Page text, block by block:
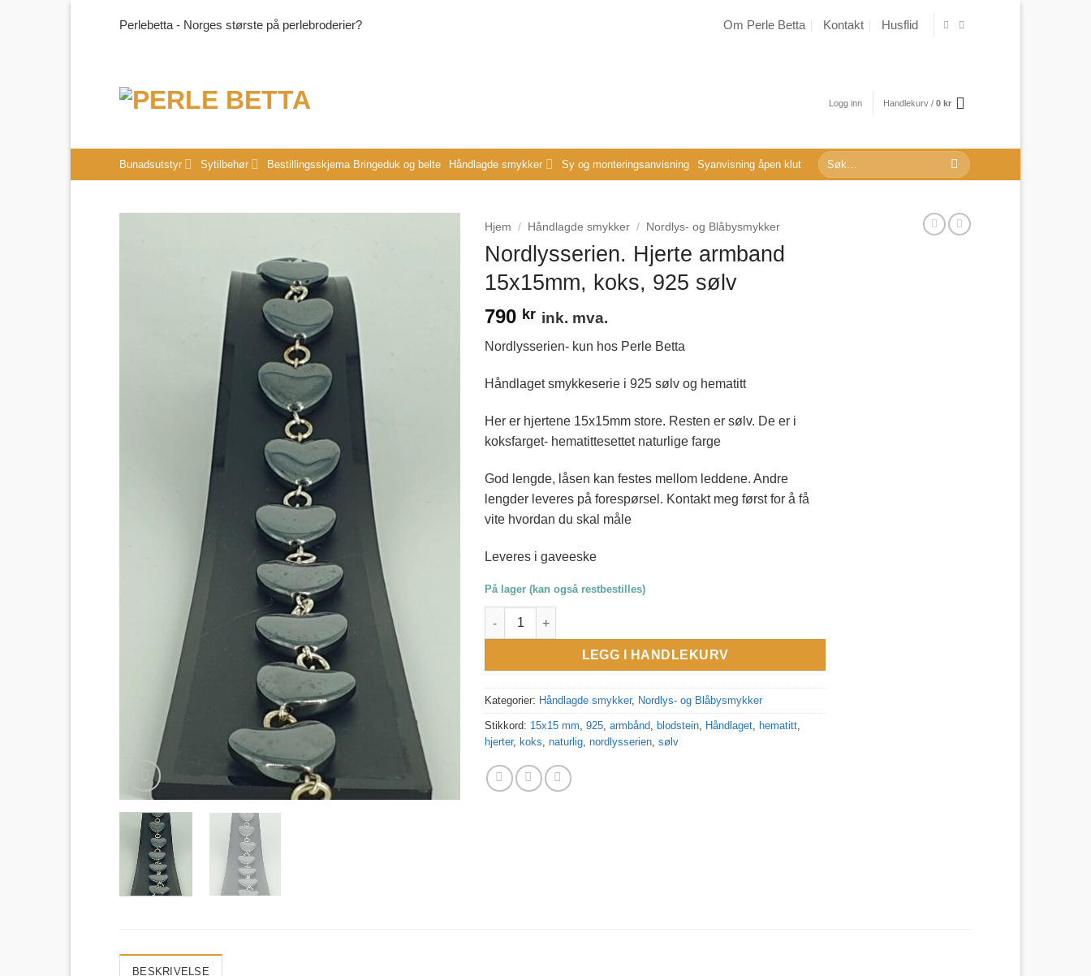
Perlebetta - Norges største på perlebroderier? Om Perle Betta Kontakt Husflid
Logg inn Handlekurv / 0 kr
Bunadsutstyr Sytilbehør Bestillingsskjema Bringeduk og belte Håndlagde smykker Sy og monteringsanvisning Syanvisning åpen klut
Søk
etter:
Hjem / Håndlagde smykker / Nordlys- og Blåbysmykker
Nordlysserien. Hjerte armband
15x15mm, koks, 925 sølv
790 kr ink. mva.
Nordlysserien- kun hos Perle Betta
Håndlaget smykkeserie i 925 sølv og hematitt
Her er hjertene 15x15mm store. Resten er sølv. De er i
koksfarget- hematittesettet naturlige farge
God lengde, låsen kan festes mellom leddene. Andre
lengder leveres på forespørsel. Kontakt meg først for å få
vite hvordan du skal måle
Leveres i gaveeske
På lager (kan også restbestilles)
Nordlysserien. Hjerte armband 15x15mm, koks, 925 sølv antall
LEGG I HANDLEKURV
Kategorier: Håndlagde smykker, Nordlys- og Blåbysmykker
Stikkord: 15x15 mm, 925, armbånd, blodstein, Håndlaget, hematitt,
hjerter, koks, naturlig, nordlysserien, sølv
BESKRIVELSE